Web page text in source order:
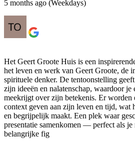
5 months ago (Weekdays)
Het Geert Groote Huis is een
het leven en werk van Geert Groote, de
spirituele denker. De tentoonstelling
zijn ideeën en nalatenschap, waardoor je
meekrijgt over zijn betekenis. Er
context geven aan zijn leven en tijd, wat
en begrijpelijk maakt. Een plek waar
presentatie samenkomen — perfect als
belangrijke fig